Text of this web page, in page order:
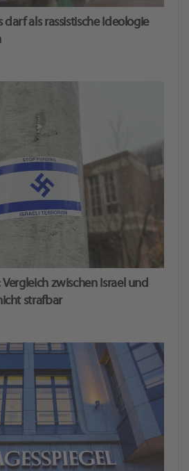
als rassistische Ideologie
zwi­schen Is­ra­el und
straf­bar